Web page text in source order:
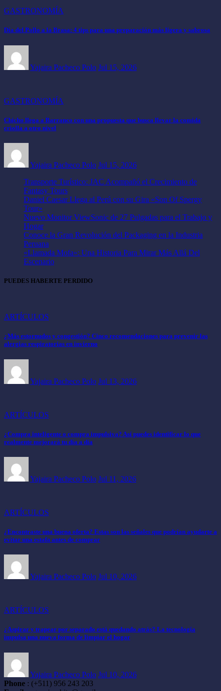
GASTRONOMÍA
Día del Pollo a la Brasa: 4 tips para una preparación más ligera y sabrosa
Yajaira Pacheco Polo Jul 15, 2026
GASTRONOMÍA
Chicho llega a Barranco con una propuesta que busca llevar la comida
criolla a otro nivel
Yajaira Pacheco Polo Jul 15, 2026
Transporte Turístico: JAC Acompañó el Crecimiento de
Fantasy Tours
Daniel Caesar Llega al Perú con su Gira «Son Of Spergy
Tour»
Nuevo Monitor ViewSonic de 27 Pulgadas para el Trabajo y
Hogar
Conoce la Gran Revolución del Packaging en la Industria
Peruana
«Llamada Mofa»: Una Historia Para Mirar Más Allá Del
Escenario
PUEDES HABERTE PERDIDO
ARTÍCULOS
¿Más estornudos y congestión? Cinco recomendaciones para prevenir las
alergias respiratorias en invierno
Yajaira Pacheco Polo Jul 13, 2026
ARTÍCULOS
¿Compra inteligente o compra impulsiva? Así puedes identificar lo que
realmente mejorará tu día a día
Yajaira Pacheco Polo Jul 11, 2026
ARTÍCULOS
¿Encontraste una buena oferta? Estas son las señales que podrían ayudarte a
evitar una estafa antes de comprar
Yajaira Pacheco Polo Jul 10, 2026
ARTÍCULOS
¿Aspirar y trapear por separado está quedando atrás? La tecnología
impulsa una nueva forma de limpiar el hogar
Yajaira Pacheco Polo Jul 10, 2026
Phone : (+511) 956 243 203